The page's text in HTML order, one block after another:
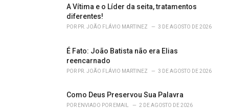
A Vítima e o Líder da seita, tratamentos
diferentes!
POR PR. JOÃO FLÁVIO MARTINEZ 3 DE AGOSTO DE 2026
É Fato: João Batista não era Elias
reencarnado
POR PR. JOÃO FLÁVIO MARTINEZ 3 DE AGOSTO DE 2026
Como Deus Preservou Sua Palavra
POR ENVIADO POR EMAIL 2 DE AGOSTO DE 2026